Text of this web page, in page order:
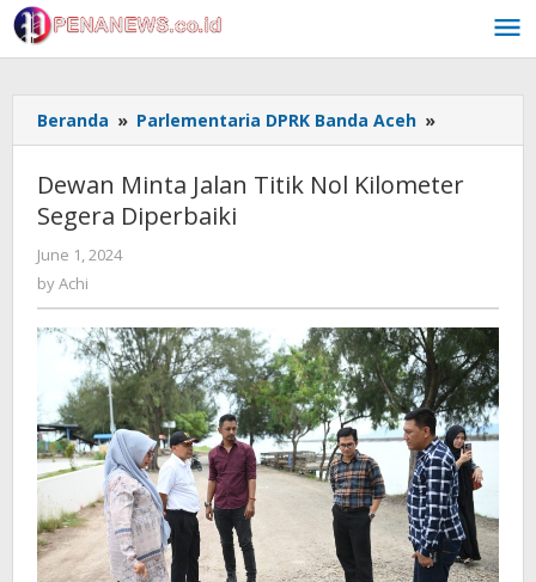
Skip
to
content
Beranda » Parlementaria DPRK Banda Aceh »
Minta
Titik
Dewan Minta Jalan Titik Nol Kilometer
Segera Diperbaiki
June 1, 2024
byAchi